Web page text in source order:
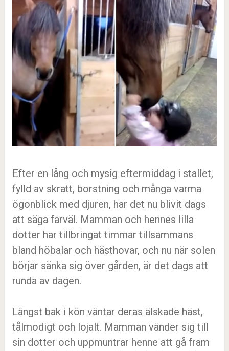
Efter en lång och mysig eftermiddag i stallet,
fylld av skratt, borstning och många varma
ögonblick med djuren, har det nu blivit dags
att säga farväl. Mamman och hennes lilla
dotter har tillbringat timmar tillsammans
bland höbalar och hästhovar, och nu när solen
börjar sänka sig över gården, är det dags att
runda av dagen.
Längst bak i kön väntar deras älskade häst,
tålmodigt och lojalt. Mamman vänder sig till
sin dotter och uppmuntrar henne att gå fram